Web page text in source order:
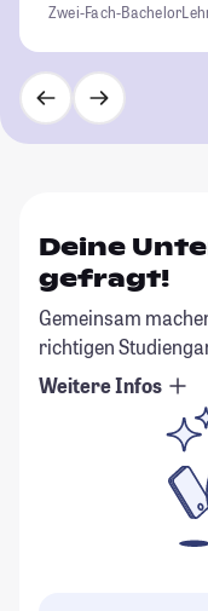
Zwei-Fach-Bachelor
Deine
gefragt!
Gemeinsam
richtigen
Weitere Infos